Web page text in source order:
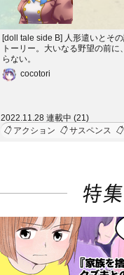
[doll tale side B] 人形遣いとそ
トーリー。大いなる野望の前に
らない。
cocotori
2022.11.28 連載中 (21)
アクション
サスペンス